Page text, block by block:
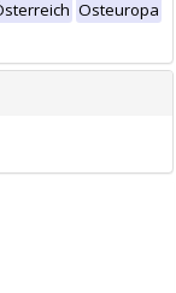
Osteuropa